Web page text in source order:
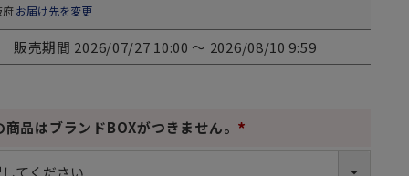
府お届け先を変更
販売期間 2026/07/27 10:00 〜 2026/08/10 9:59
商品はブランドBOXがつきません。